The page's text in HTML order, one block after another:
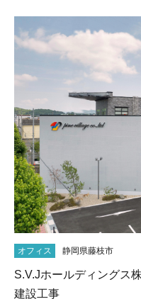
オフィス 静岡県藤枝市
S.V.Jホールディングス
建設工事